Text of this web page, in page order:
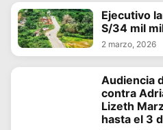
Ejecutivo
S/34 mil
2 marzo, 2026
Audiencia
contra
Lizeth
hasta el 3